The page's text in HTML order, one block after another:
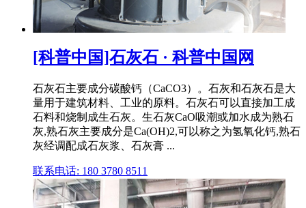
[科普中国]石灰石 · 科普中国网
石灰石主要成分碳酸钙（CaCO3）。石灰和石灰石是大
量用于建筑材料、工业的原料。石灰石可以直接加工成
石料和烧制成生石灰。生石灰CaO吸潮或加水成为熟石
灰,熟石灰主要成分是Ca(OH)2,可以称之为氢氧化钙,熟石
灰经调配成石灰浆、石灰膏 ...
联系电话: 180 3780 8511